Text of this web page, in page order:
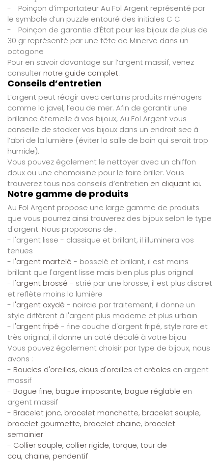
-
Poinçon d’importateur Au Fol Argent représenté par
le symbole d’un puzzle entouré des initiales C C
-
Poinçon de garantie d’État pour les bijoux de plus de
30 gr représenté par une tête de Minerve dans un
octogone
Pour en savoir davantage sur l’argent massif, venez
consulter notre guide complet.
Conseils d’entretien
L’argent peut réagir avec certains produits ménagers
comme la javel, l’eau de mer. Afin de garantir une
brillance éternelle à vos bijoux, Au Fol Argent vous
conseille de stocker vos bijoux dans un endroit sec à
l’abri de la lumière (éviter la salle de bain qui serait trop
humide).
Vous pouvez également le nettoyer avec un chiffon
doux ou une chamoisine pour le faire briller. Vous
trouverez tous nos conseils d’entretien en cliquant ici.
Notre gamme de produits
Au Fol Argent propose une large gamme de produits
que vous pourrez ainsi trouverez des bijoux selon le type
d'argent. Nous proposons de :
- l'argent lisse - classique et brillant, il illuminera vos
tenues
- l'argent martelé - bosselé et brillant, il est moins
brillant que l'argent lisse mais bien plus plus original
- l'argent brossé - strié par une brosse, il est plus discret
et reflète moins la lumière
- l'argent oxydé - noircie par traitement, il donne un
style différent à l'argent plus moderne et plus urbain
- l'argent fripé - fine couche d'argent fripé, style rare et
très original, il donne un coté décalé à votre bijou
Vous pouvez également choisir par type de bijoux, nous
avons :
- Boucles d'oreilles, clous d'oreilles et créoles en argent
massif
- Bague fine, bague imposante, bague réglable en
argent massif
- Bracelet jonc, bracelet manchette, bracelet souple,
bracelet gourmette, bracelet chaine, bracelet
semainier
- Collier souple, collier rigide, torque, tour de
cou, chaine, pendentif